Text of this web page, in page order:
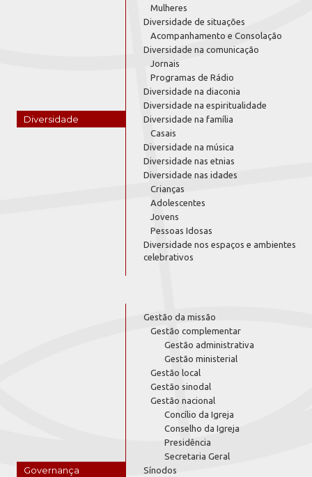
Diversidade
Mulheres
Diversidade de situações
Acompanhamento e Consolação
Diversidade na comunicação
Jornais
Programas de Rádio
Diversidade na diaconia
Diversidade na espiritualidade
Diversidade na família
Casais
Diversidade na música
Diversidade nas etnias
Diversidade nas idades
Crianças
Adolescentes
Jovens
Pessoas Idosas
Diversidade nos espaços e ambientes
celebrativos
Governança
Gestão da missão
Gestão complementar
Gestão administrativa
Gestão ministerial
Gestão local
Gestão sinodal
Gestão nacional
Concílio da Igreja
Conselho da Igreja
Presidência
Secretaria Geral
Sínodos